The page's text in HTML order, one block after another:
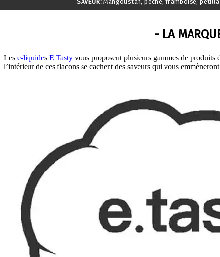
SAVEUR: Mangoustan, pêche, framboise,
- LA
Les e-liquides E.Tasty vous proposent plusieurs gammes de
l’intérieur de ces flacons se cachent des saveurs qui vous